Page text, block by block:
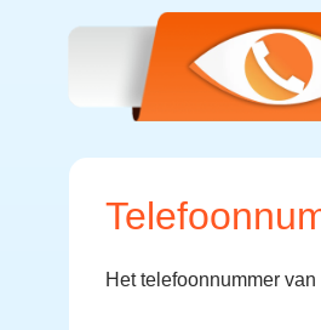
Het telefoonnummer